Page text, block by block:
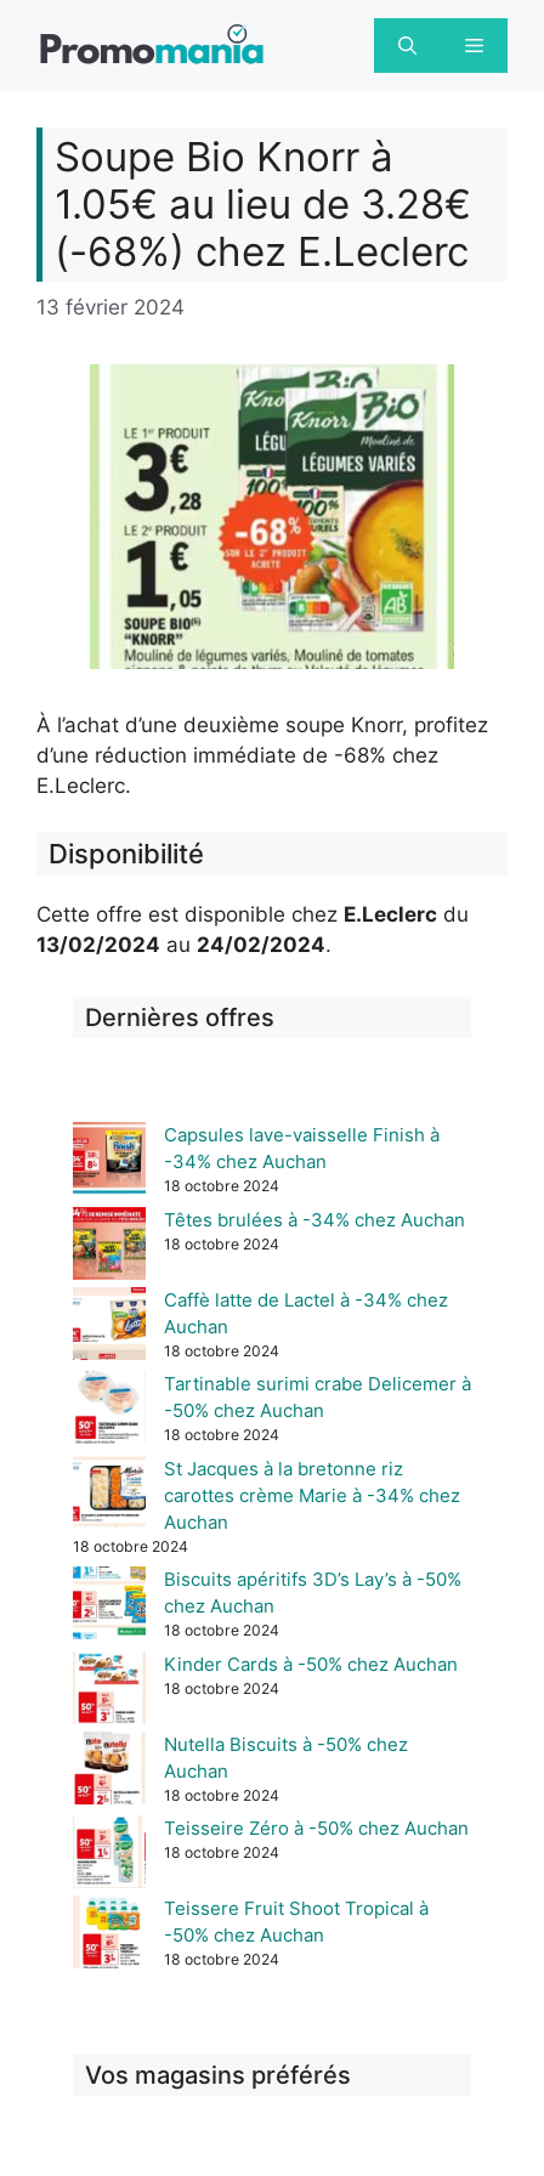
Menu
Soupe Bio Knorr à
1.05€ au lieu de 3.28€
(-68%) chez E.Leclerc
13 février 2024
À l’achat d’une deuxième soupe Knorr, profitez
d’une réduction immédiate de -68% chez
E.Leclerc.
Disponibilité
Cette offre est disponible chez E.Leclerc du
13/02/2024 au 24/02/2024.
Dernières offres
Capsules lave-vaisselle Finish à
-34% chez Auchan
18 octobre 2024
Têtes brulées à -34% chez Auchan
18 octobre 2024
Caffè latte de Lactel à -34% chez
Auchan
18 octobre 2024
Tartinable surimi crabe Delicemer à
-50% chez Auchan
18 octobre 2024
St Jacques à la bretonne riz
carottes crème Marie à -34% chez
Auchan
18 octobre 2024
Biscuits apéritifs 3D’s Lay’s à -50%
chez Auchan
18 octobre 2024
Kinder Cards à -50% chez Auchan
18 octobre 2024
Nutella Biscuits à -50% chez
Auchan
18 octobre 2024
Teisseire Zéro à -50% chez Auchan
18 octobre 2024
Teissere Fruit Shoot Tropical à
-50% chez Auchan
18 octobre 2024
Vos magasins préférés